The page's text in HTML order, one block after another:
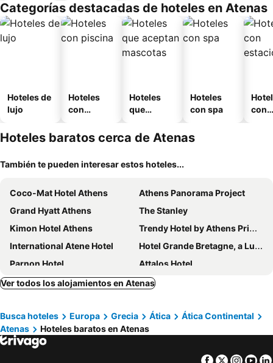
Categorías destacadas de hoteles en Atenas
Hoteles de
lujo
Hoteles
con
Hoteles
que
mascotas
Hoteles
con spa
con
Hoteles baratos cerca de Atenas
También te pueden interesar estos hoteles...
Coco-Mat Hotel Athens
Athens Panorama Project
Grand Hyatt Athens
The Stanley
Kimon Hotel Athens
Trendy Hotel by Athens Prime Hotels
International Atene Hotel
Hotel Grande Bretagne, a Luxury Collection Hotel, Athens
Parnon Hotel
Attalos Hotel
The Athens Gate Hotel
Zeus Wyndham Grand Athens
Novotel Athenes
Colors Hotel Athens
Dorian Inn, Sure Hotel Collection by Best Western
Ciel Suites Athens
Titania Hotel
Ver todos los alojamientos en Atenas
Busca hoteles Europa Grecia Ática
Ática Continental
Atenas
Hoteles baratos en Atenas
Facebook
Twitter